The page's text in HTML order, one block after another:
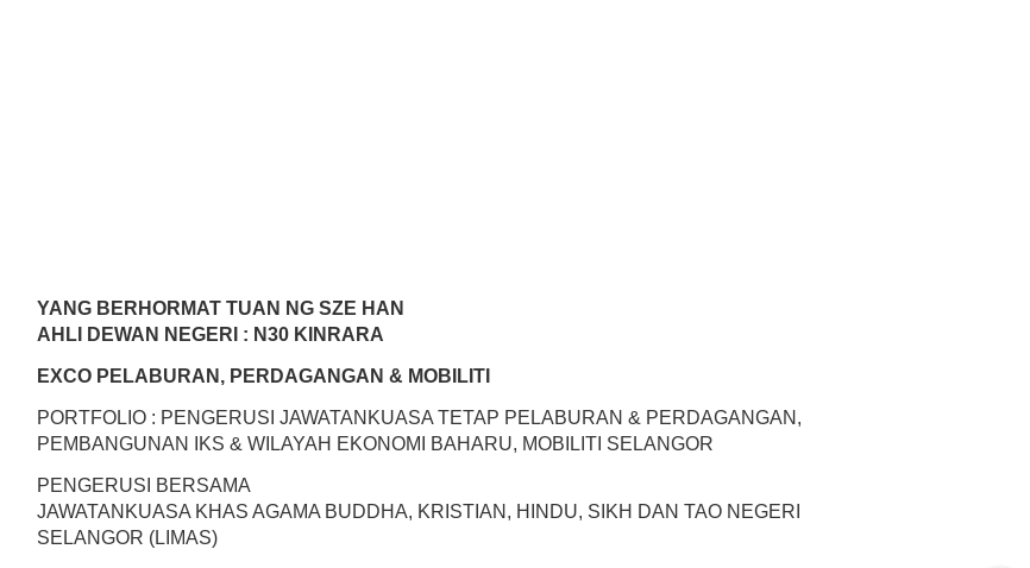
YANG BERHORMAT TUAN NG SZE HAN
AHLI DEWAN NEGERI : N30 KINRARA
EXCO PELABURAN, PERDAGANGAN & MOBILITI
PORTFOLIO : PENGERUSI JAWATANKUASA TETAP PELABURAN & PERDAGANGAN,
PEMBANGUNAN IKS & WILAYAH EKONOMI BAHARU, MOBILITI SELANGOR
PENGERUSI BERSAMA
JAWATANKUASA KHAS AGAMA BUDDHA, KRISTIAN, HINDU, SIKH DAN TAO NEGERI
SELANGOR (LIMAS)